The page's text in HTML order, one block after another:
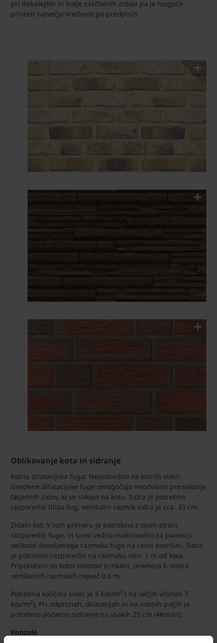
pri debelejših in bolje zaščitenih zidovi pa je mogoče
privzeti največjo vrednost po predpisih.
Oblikovanje kota in sidranje
Kotna dilatacijska fuga: Neposredno na kotnih stikih
izvedene dilatacijske fuge omogočajo neodvisno premikanje
fasadnih zidov, ki se stikajo na kotu. Sidra je potrebno
razporediti blizu fug, vertikalni razmik sidra je cca. 33 cm.
Zidani kot: V tem primeru je potrebno z obeh strani
razporediti fuge, in sicer vedno maksimalno za polovico
velikosti dovoljenega razmaka fuge na ravni površini. Sidra
je potrebno razporediti na razmaku min. 1 m od kota.
Priporočeni so kotni mostovi (cinkani, premera 6 mm) v
vertikalnih razmakih največ 0,6 m.
Potrebna količina sider je 5 kos/m2 ( na večjih višinah 7
kos/m2). Pri odprtinah, dilatacijah in na robnih poljih je
potrebno dodatno sidranje na vsakih 25 cm (4kos/m).
Konzole